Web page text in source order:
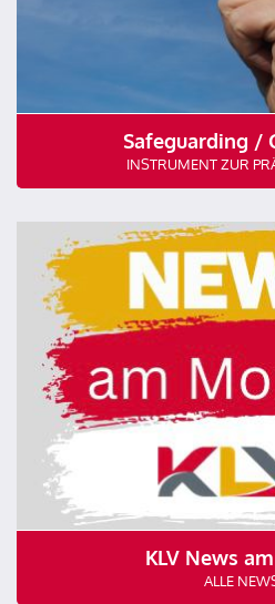
Safeguarding /
INSTRUMENT ZUR
KLV News
ALLE